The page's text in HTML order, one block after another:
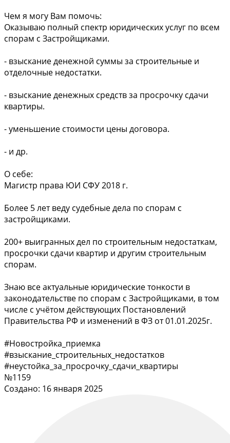
Чем я могу Вам помочь:
Оказываю полный спектр юридических услуг по всем
спорам с Застройщиками.
- взыскание денежной суммы за строительные и
отделочные недостатки.
- взыскание денежных средств за просрочку сдачи
квартиры.
- уменьшение стоимости цены договора.
- и др.
О себе:
Магистр права ЮИ СФУ 2018 г.
Более 5 лет веду судебные дела по спорам с
застройщиками.
200+ выигранных дел по строительным недостаткам,
просрочки сдачи квартир и другим строительным
спорам.
Знаю все актуальные юридические тонкости в
законодательстве по спорам с Застройщиками, в том
числе с учётом действующих Постановлений
Правительства РФ и изменений в ФЗ от 01.01.2025г.
#Новостройка_приемка
#взыскание_строительных_недостатков
#неустойка_за_просрочку_сдачи_квартиры
№1159
Создано: 16 января 2025